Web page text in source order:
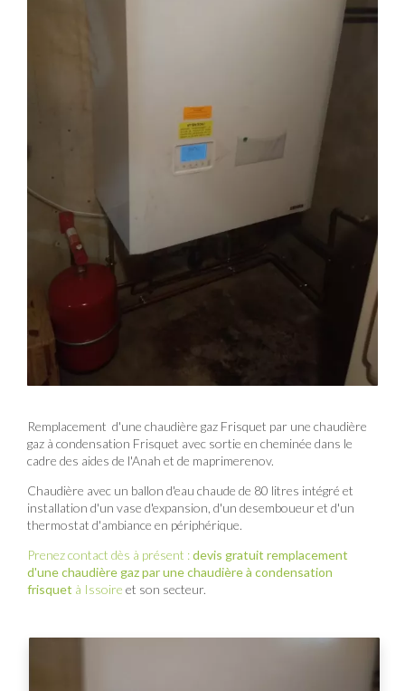
Remplacement d'une chaudière gaz Frisquet par une chaudière
gaz à condensation Frisquet avec sortie en cheminée dans le
cadre des aides de l'Anah et de maprimerenov.
Chaudière avec un ballon d'eau chaude de 80 litres intégré et
installation d'un vase d'expansion, d'un desemboueur et d'un
thermostat d'ambiance en périphérique.
Prenez contact dès à présent :devis gratuit remplacement
d'une chaudière gaz par une chaudière à condensation
frisquet à Issoire et son secteur.